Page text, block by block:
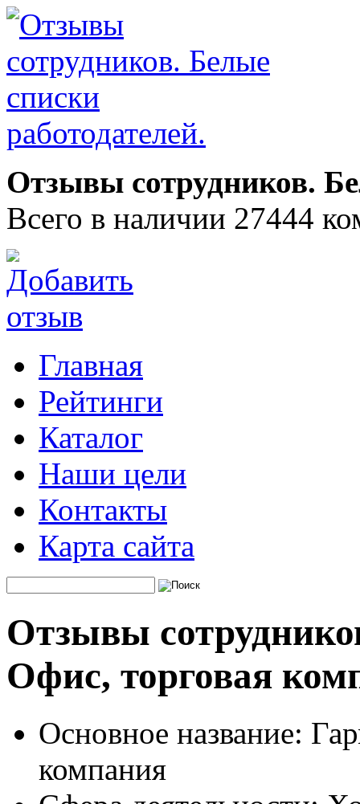
Отзывы сотрудников.
Всего в наличии 27444
Главная
Рейтинги
Каталог
Наши цели
Контакты
Карта сайта
Отзывы
Офис, торговая
Основное название:
компания